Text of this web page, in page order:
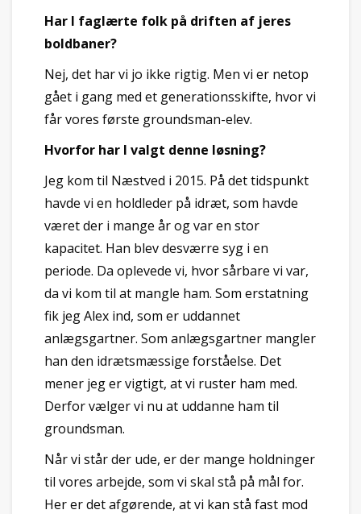
Har I faglærte folk på driften af jeres
boldbaner?
Nej, det har vi jo ikke rigtig. Men vi er netop
gået i gang med et generationsskifte, hvor vi
får vores første groundsman-elev.
Hvorfor har I valgt denne løsning?
Jeg kom til Næstved i 2015. På det tidspunkt
havde vi en holdleder på idræt, som havde
været der i mange år og var en stor
kapacitet. Han blev desværre syg i en
periode. Da oplevede vi, hvor sårbare vi var,
da vi kom til at mangle ham. Som erstatning
fik jeg Alex ind, som er uddannet
anlægsgartner. Som anlægsgartner mangler
han den idrætsmæssige forståelse. Det
mener jeg er vigtigt, at vi ruster ham med.
Derfor vælger vi nu at uddanne ham til
groundsman.
Når vi står der ude, er der mange holdninger
til vores arbejde, som vi skal stå på mål for.
Her er det afgørende, at vi kan stå fast mod